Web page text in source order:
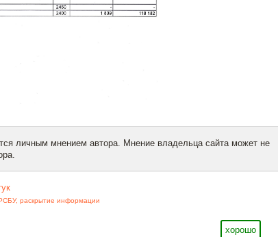
личным мнением автора. Мнение владельца сайта может не
, раскрытие информации
хорошо